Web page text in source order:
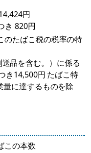
円
き 820円
たばこ税の税率の特
品を含む。）に係る
き14,500円 たばこ特
量に達するものを除
この本数